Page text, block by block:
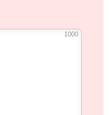
1000